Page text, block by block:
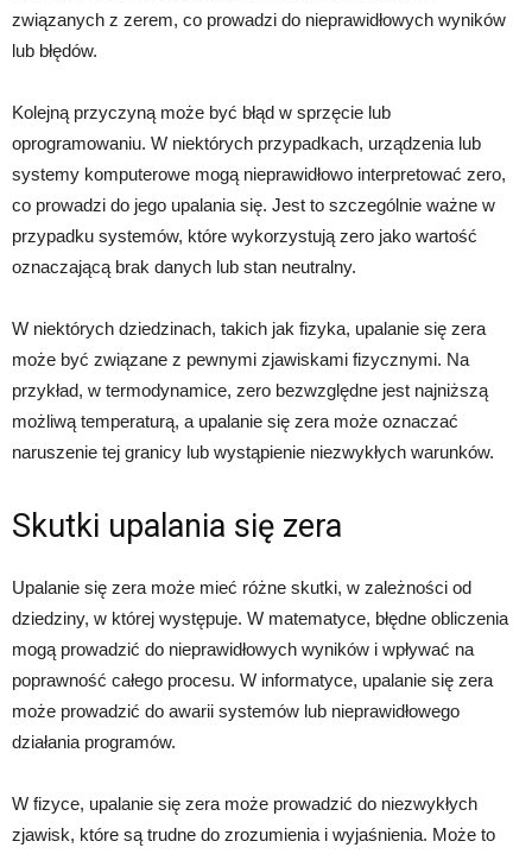
związanych z zerem, co prowadzi do nieprawidłowych wyników
lub błędów.
Kolejną przyczyną może być błąd w sprzęcie lub
oprogramowaniu. W niektórych przypadkach, urządzenia lub
systemy komputerowe mogą nieprawidłowo interpretować zero,
co prowadzi do jego upalania się. Jest to szczególnie ważne w
przypadku systemów, które wykorzystują zero jako wartość
oznaczającą brak danych lub stan neutralny.
W niektórych dziedzinach, takich jak fizyka, upalanie się zera
może być związane z pewnymi zjawiskami fizycznymi. Na
przykład, w termodynamice, zero bezwzględne jest najniższą
możliwą temperaturą, a upalanie się zera może oznaczać
naruszenie tej granicy lub wystąpienie niezwykłych warunków.
Skutki upalania się zera
Upalanie się zera może mieć różne skutki, w zależności od
dziedziny, w której występuje. W matematyce, błędne obliczenia
mogą prowadzić do nieprawidłowych wyników i wpływać na
poprawność całego procesu. W informatyce, upalanie się zera
może prowadzić do awarii systemów lub nieprawidłowego
działania programów.
W fizyce, upalanie się zera może prowadzić do niezwykłych
zjawisk, które są trudne do zrozumienia i wyjaśnienia. Może to